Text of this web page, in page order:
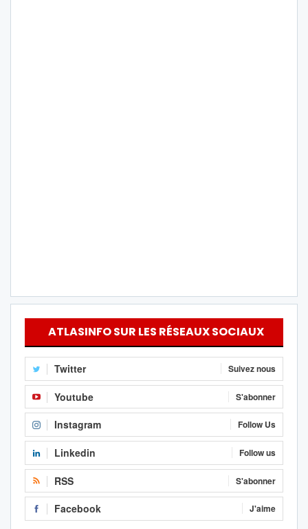
ATLASINFO SUR LES RÉSEAUX SOCIAUX
Twitter Suivez nous
Youtube S'abonner
Instagram Follow Us
Linkedin Follow us
RSS S'abonner
Facebook J'aime